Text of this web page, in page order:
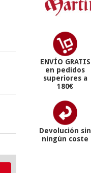
ENVÍO GRATIS
en pedidos
superiores a
180€
Devolución sin
ningún coste